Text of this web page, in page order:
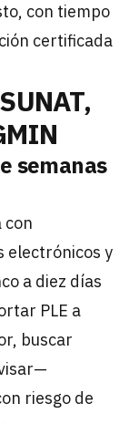
con tiempo
certificada
semanas
con
electrónicos y
a diez días
PLE a
buscar
riesgo de